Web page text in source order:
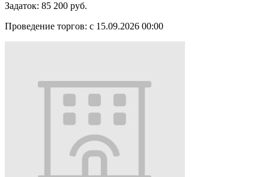
Задаток: 85 200 руб.
Проведение торгов: с 15.09.2026 00:00